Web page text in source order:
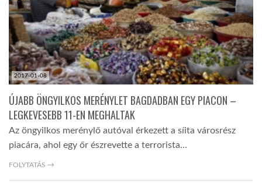
2017-01-08
ÚJABB ÖNGYILKOS MERÉNYLET BAGDADBAN EGY PIACON –
LEGKEVESEBB 11-EN MEGHALTAK
Az öngyilkos merénylő autóval érkezett a síita városrész
piacára, ahol egy őr észrevette a terrorista…
FOLYTATÁS →